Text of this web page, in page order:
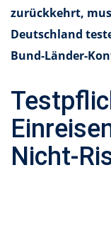
zurückkehrt,
Deutschland
Bund-Länder-
Nicht-